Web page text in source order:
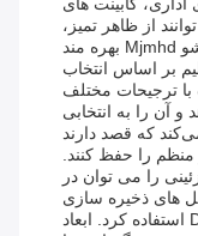
کابینت های
از ظاهر تمیز،
حرفه ای و ساخت مستحکم پانل های کشو Mjmhd بهره مند
بر اساس انتخاب
ترجیحات مختلف
آن را به انتخابی
که قصد دارند
را حفظ کنند.
را می توان در
های ذخیره سازی
داخلی و حتی کارهای بهبود خانه DIY استفاده کرد. ابعاد